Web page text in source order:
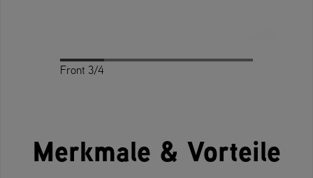
Front 3/4
Merkmale & Vorteile